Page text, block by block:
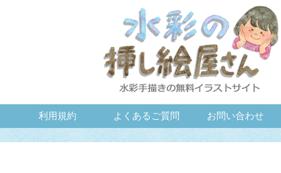
利用規約 よくあるご質問 お問い合わせ